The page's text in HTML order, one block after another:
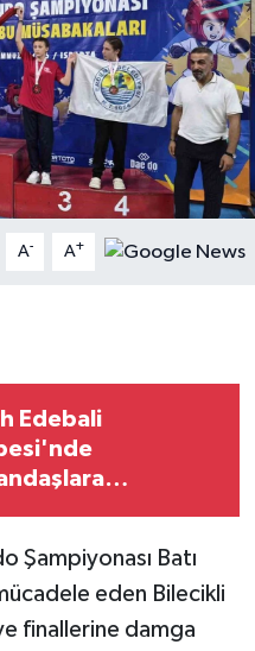
A- A+
Edebali
Şampiyonası Batı
eden Bilecikli
finallerine damga